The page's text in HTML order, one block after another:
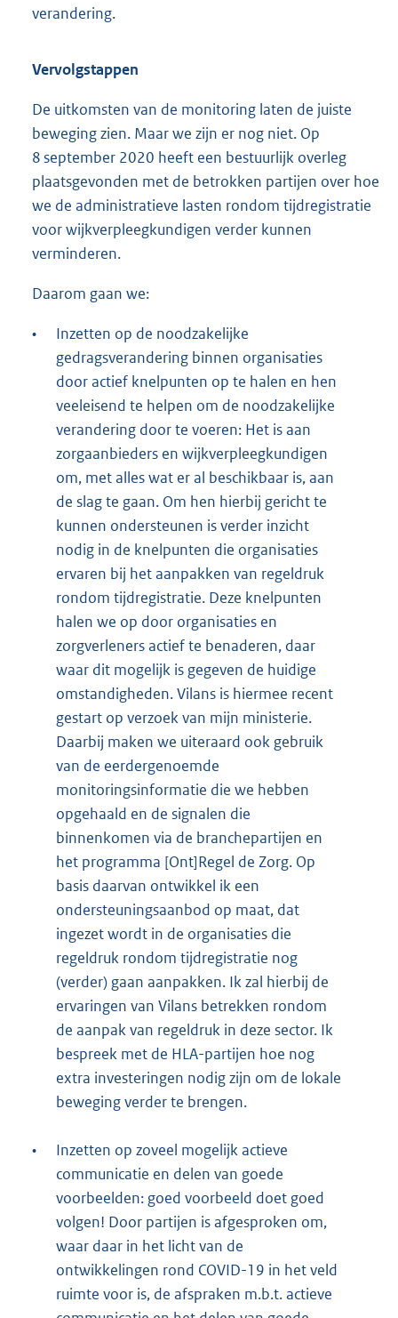
verandering.
Vervolgstappen
De uitkomsten van de monitoring laten de juiste
beweging zien. Maar we zijn er nog niet. Op
8 september 2020 heeft een bestuurlijk overleg
plaatsgevonden met de betrokken partijen over hoe
we de administratieve lasten rondom tijdregistratie
voor wijkverpleegkundigen verder kunnen
verminderen.
Daarom gaan we:
•
Inzetten op de noodzakelijke
gedragsverandering binnen organisaties
door actief knelpunten op te halen en hen
veeleisend te helpen om de noodzakelijke
verandering door te voeren: Het is aan
zorgaanbieders en wijkverpleegkundigen
om, met alles wat er al beschikbaar is, aan
de slag te gaan. Om hen hierbij gericht te
kunnen ondersteunen is verder inzicht
nodig in de knelpunten die organisaties
ervaren bij het aanpakken van regeldruk
rondom tijdregistratie. Deze knelpunten
halen we op door organisaties en
zorgverleners actief te benaderen, daar
waar dit mogelijk is gegeven de huidige
omstandigheden. Vilans is hiermee recent
gestart op verzoek van mijn ministerie.
Daarbij maken we uiteraard ook gebruik
van de eerdergenoemde
monitoringsinformatie die we hebben
opgehaald en de signalen die
binnenkomen via de branchepartijen en
het programma [Ont]Regel de Zorg. Op
basis daarvan ontwikkel ik een
ondersteuningsaanbod op maat, dat
ingezet wordt in de organisaties die
regeldruk rondom tijdregistratie nog
(verder) gaan aanpakken. Ik zal hierbij de
ervaringen van Vilans betrekken rondom
de aanpak van regeldruk in deze sector. Ik
bespreek met de HLA-partijen hoe nog
extra investeringen nodig zijn om de lokale
beweging verder te brengen.
•
Inzetten op zoveel mogelijk actieve
communicatie en delen van goede
voorbeelden: goed voorbeeld doet goed
volgen! Door partijen is afgesproken om,
waar daar in het licht van de
ontwikkelingen rond COVID-19 in het veld
ruimte voor is, de afspraken m.b.t. actieve